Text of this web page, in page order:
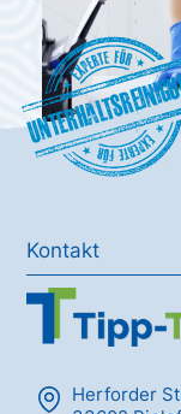
Kontakt
Herforder